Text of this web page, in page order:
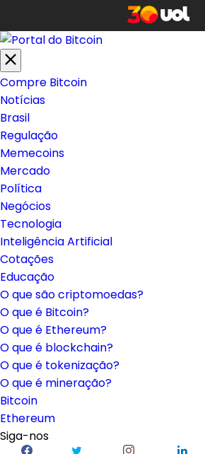
Compre Bitcoin
Notícias
Brasil
Regulação
Memecoins
Mercado
Política
Negócios
Tecnologia
Inteligência Artificial
Cotações
Educação
O que são criptomoedas?
O que é Bitcoin?
O que é Ethereum?
O que é blockchain?
O que é tokenização?
O que é mineração?
Bitcoin
Ethereum
Siga-nos